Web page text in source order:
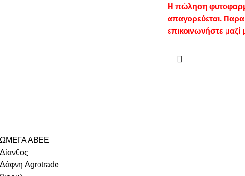
Η πώληση
απαγορεύεται.
επικοινωνήστε μαζί
ΩΜΕΓΑ ΑΒΕΕ
Δίανθος
Δάφνη Agrotrade